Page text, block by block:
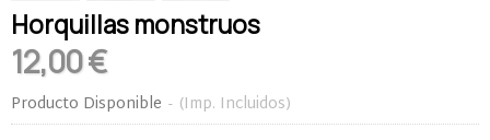
Horquillas monstruos
12,00 €
Producto Disponible - (Imp. Incluidos)